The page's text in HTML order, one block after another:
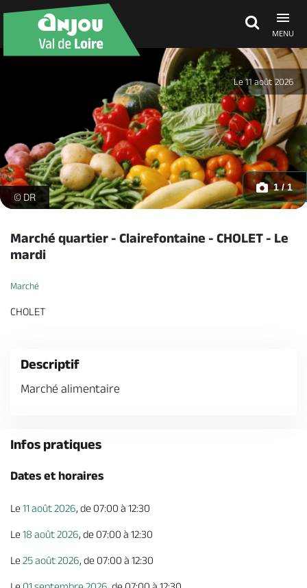
MENU
À voir, à faire
Agenda
Marché quartier _1 -
© DR
1 / 1
Le 11 août 2026
Marché quartier - Clairefontaine - CHOLET - Le
mardi
Marché
CHOLET
Descriptif
Marché alimentaire
Infos pratiques
Dates et horaires
Le11 août 2026, de 07:00 à 12:30
Le18 août 2026, de 07:00 à 12:30
Le25 août 2026, de 07:00 à 12:30